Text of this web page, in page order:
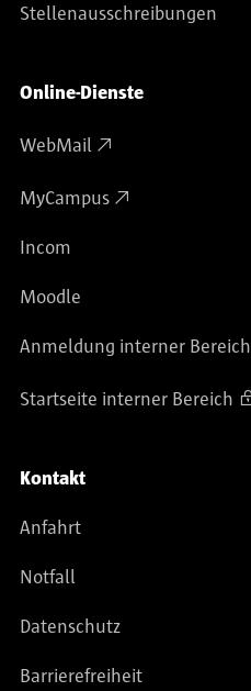
Stellenausschreibungen
Online-Dienste
WebMail
MyCampus
Incom
Moodle
Anmeldung interner Bereich
Startseite interner Bereich
Kontakt
Anfahrt
Notfall
Datenschutz
Barrierefreiheit